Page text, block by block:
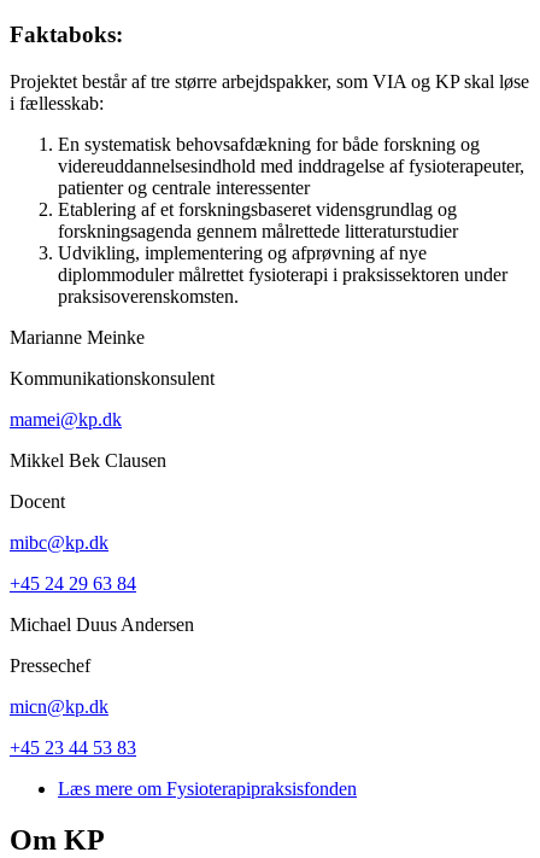
Faktaboks:
Projektet består af tre større arbejdspakker, som VIA og KP skal løse
i fællesskab:
En systematisk behovsafdækning for både forskning og
videreuddannelsesindhold med inddragelse af fysioterapeuter,
patienter og centrale interessenter
Etablering af et forskningsbaseret vidensgrundlag og
forskningsagenda gennem målrettede litteraturstudier
Udvikling, implementering og afprøvning af nye
diplommoduler målrettet fysioterapi i praksissektoren under
praksisoverenskomsten.
Marianne Meinke
Kommunikationskonsulent
mamei@kp.dk
Mikkel Bek Clausen
Docent
mibc@kp.dk
+45 24 29 63 84
Michael Duus Andersen
Pressechef
micn@kp.dk
+45 23 44 53 83
Læs mere om Fysioterapipraksisfonden
Om KP